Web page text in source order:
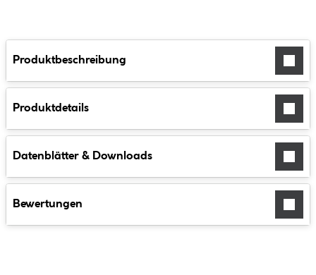
Produktbeschreibung
Produktdetails
Datenblätter & Downloads
Bewertungen